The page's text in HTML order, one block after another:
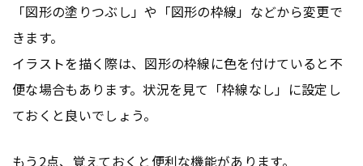
「図形の塗りつぶし」や「図形の枠線」などから変更で
きます。
イラストを描く際は、図形の枠線に色を付けていると不
便な場合もあります。状況を見て「枠線なし」に設定し
ておくと良いでしょう。
もう2点、覚えておくと便利な機能があります。